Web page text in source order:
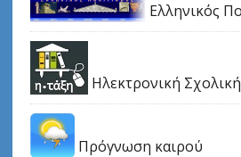
Ελληνικός
Ηλεκτρονική
Πρόγνωση καιρού